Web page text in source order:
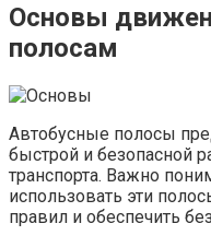
Основы
полосам
Автобусные полосы
быстрой и безопасной
транспорта. Важно
использовать эти
правил и обеспечить